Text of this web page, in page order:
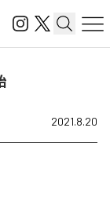
2021.8.20